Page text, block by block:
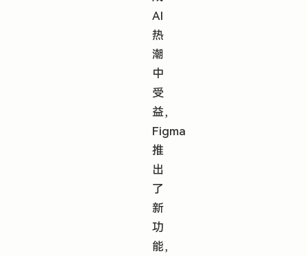
AI
热
潮
中
受
益，
Figma
推
出
了
新
功
能，